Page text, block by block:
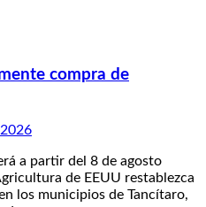
compra de
a partir del 8 de agosto
de EEUU restablezca
los municipios de Tancítaro,